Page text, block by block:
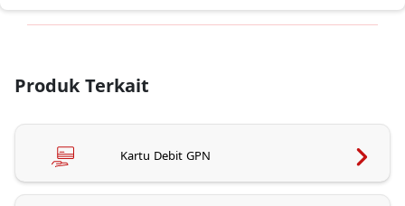
Produk Terkait
Kartu Debit GPN